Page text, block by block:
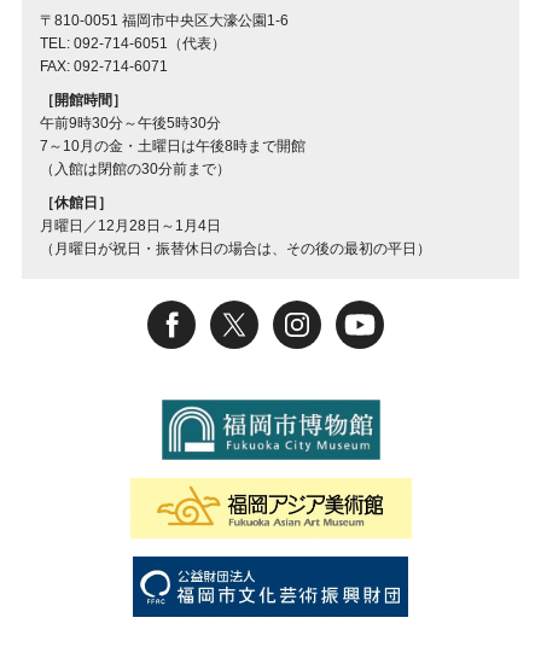
〒810-0051 福岡市中央区大濠公園1-6
TEL: 092-714-6051（代表）
FAX: 092-714-6071
［開館時間］
午前9時30分～午後5時30分
7～10月の金・土曜日は午後8時まで開館
（入館は閉館の30分前まで）
［休館日］
月曜日／12月28日～1月4日
（月曜日が祝日・振替休日の場合は、その後の最初の平日）